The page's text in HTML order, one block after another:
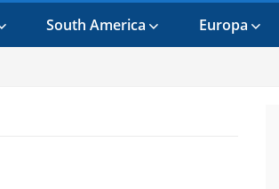
South America Europa